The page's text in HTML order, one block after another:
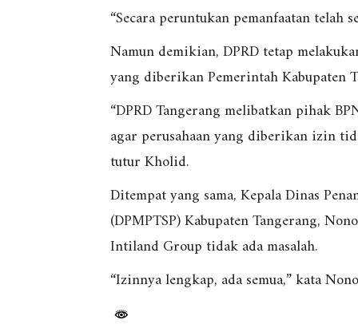
“Secara peruntukan pemanfaatan telah
Namun demikian, DPRD tetap
yang diberikan Pemerintah Kabupaten
“DPRD Tangerang melibatkan pihak
agar perusahaan yang diberikan izin
tutur Kholid.
Ditempat yang sama, Kepala Dinas
(DPMPTSP) Kabupaten Tangerang,
Intiland Group tidak ada masalah.
“Izinnya lengkap, ada semua,” kata